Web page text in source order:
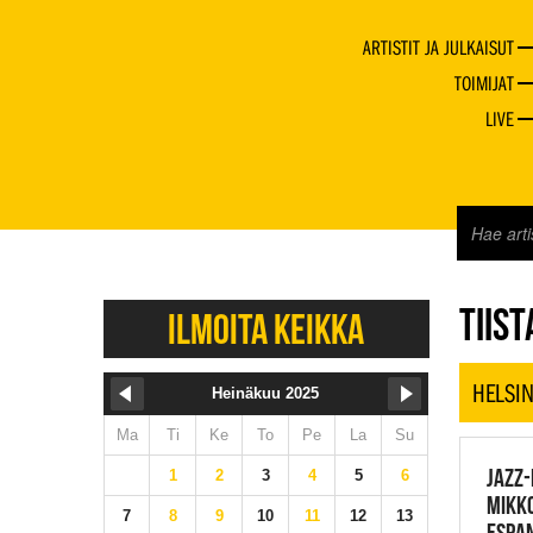
ARTISTIT JA JULKAISUT
TOIMIJAT
LIVE
ILMOITA KEIKKA
Heinäkuu 2025
Ma Ti Ke To Pe La Su
1 2 3 4 5 6
7 8 9 10 11 12 13
JAZZ